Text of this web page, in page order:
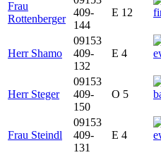
Frau
Rottenberger
409-
144
E 12
Herr Shamo
09153
409-
132
E 4
Herr Steger
09153
409-
150
O 5
Frau Steindl
09153
409-
131
E 4